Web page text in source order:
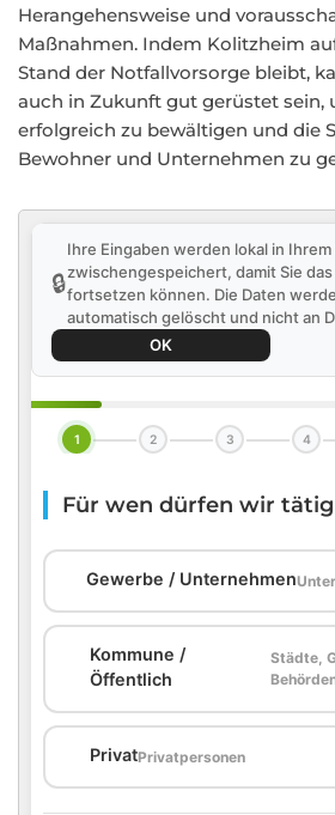
Herangehensweise und
Maßnahmen. Indem Kolitzheim
Stand der Notfallvorsorge bleibt,
auch in Zukunft gut gerüstet sein,
erfolgreich zu bewältigen und die
Bewohner und Unternehmen zu
🔒
Ihre Eingaben werden lokal in
zwischengespeichert, damit Sie
fortsetzen können. Die Daten
automatisch gelöscht und nicht an
OK
1 2 3 4
Für wen dürfen wir
Gewerbe / Unternehmen
Kommune /
Öffentlich
Städte,
PrivatPrivatpersonen